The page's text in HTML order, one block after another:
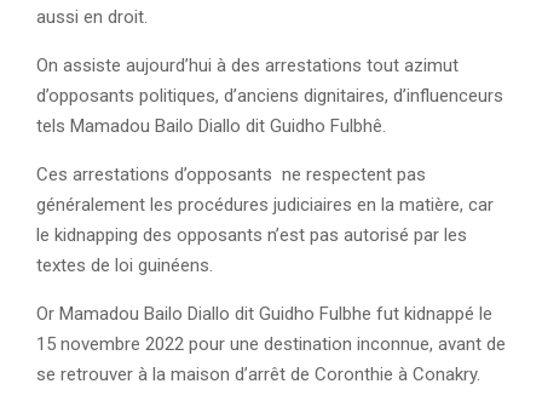
aussi en droit.
On assiste aujourd’hui à des arrestations tout azimut
d’opposants politiques, d’anciens dignitaires, d’influenceurs
tels Mamadou Bailo Diallo dit Guidho Fulbhê.
Ces arrestations d’opposants ne respectent pas
généralement les procédures judiciaires en la matière, car
le kidnapping des opposants n’est pas autorisé par les
textes de loi guinéens.
Or Mamadou Bailo Diallo dit Guidho Fulbhe fut kidnappé le
15 novembre 2022 pour une destination inconnue, avant de
se retrouver à la maison d’arrêt de Coronthie à Conakry.